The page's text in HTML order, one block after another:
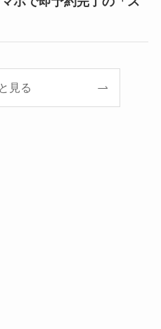
見る